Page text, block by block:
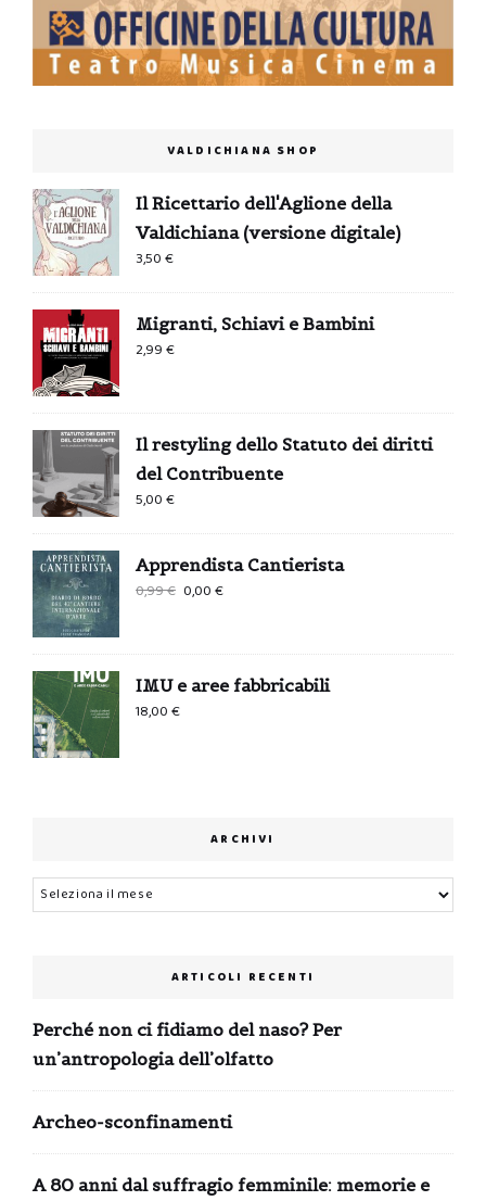
VALDICHIANA SHOP
Il Ricettario dell'Aglione della
Valdichiana (versione digitale)
3,50€
Migranti, Schiavi e Bambini
2,99€
Il restyling dello Statuto dei diritti
del Contribuente
5,00€
Apprendista Cantierista
0,99€
era:
0,99 €.
0,00€
è:
0,00 €.
IMU e aree fabbricabili
18,00€
ARCHIVI
Archivi
ARTICOLI RECENTI
Perché non ci fidiamo del naso? Per
un’antropologia dell’olfatto
Archeo-sconfinamenti
A 80 anni dal suffragio femminile: memorie e